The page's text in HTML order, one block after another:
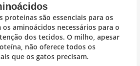
proteínas são essenciais para os
os aminoácidos necessários para o
dos tecidos. O milho, apesar
não oferece todos os
que os gatos precisam.